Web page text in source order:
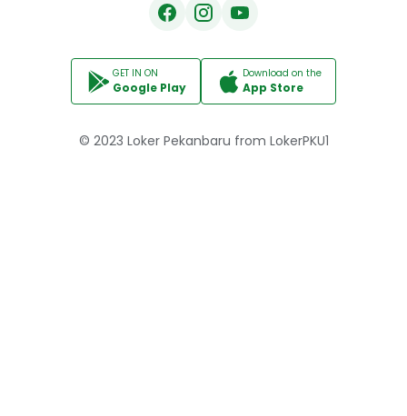
GET IN ON
Google Play
Download on the
App Store
© 2023 Loker Pekanbaru from LokerPKU1